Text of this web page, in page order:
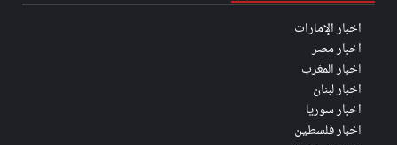
اخبار الإمارات
اخبار مصر
اخبار المغرب
اخبار لبنان
اخبار سوريا
اخبار فلسطين